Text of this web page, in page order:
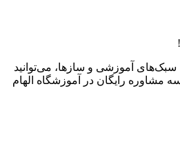
سبک‌های آموزشی و سازها، می‌توانید
مشاوره رایگان در آموزشگاه الهام